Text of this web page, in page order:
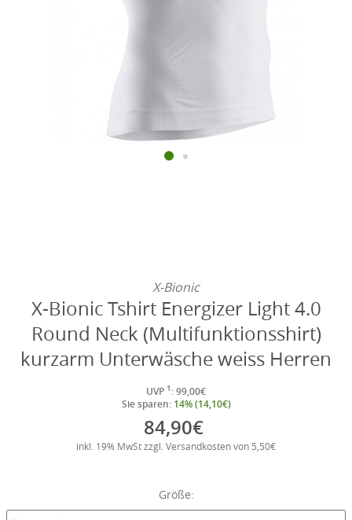
X-Bionic
X-Bionic Tshirt Energizer Light 4.0
Round Neck (Multifunktionsshirt)
kurzarm Unterwäsche weiss Herren
UVP 1 : 99,00€
Sie sparen: 14% (14,10€)
84,90€
inkl. 19% MwSt zzgl. Versandkosten von 5,50€
Größe: